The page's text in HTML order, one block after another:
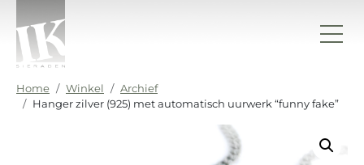
IK sieraden
Home Winkel
Archief
Hanger zilver (925) met automatisch uurwerk “funny fake”